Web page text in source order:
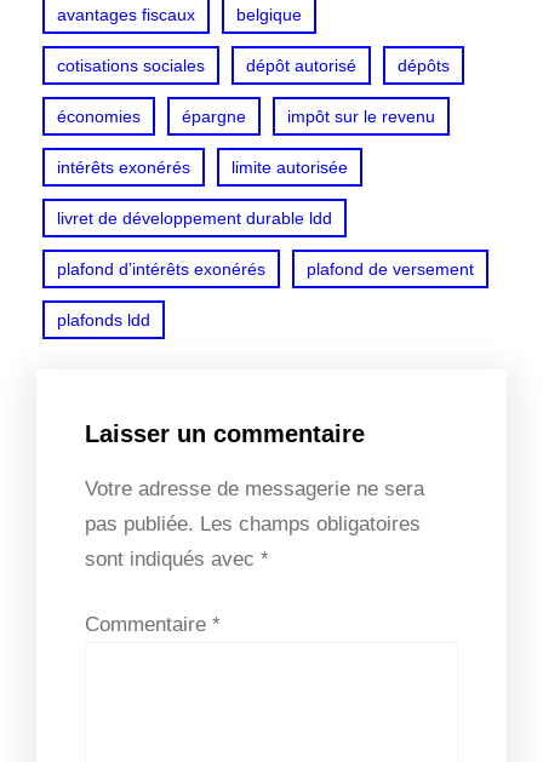
avantages fiscaux belgique
cotisations sociales dépôt autorisé dépôts
économies épargne impôt sur le revenu
intérêts exonérés limite autorisée
livret de développement durable ldd
plafond d’intérêts exonérés plafond de versement
plafonds ldd
Laisser un commentaire
Votre adresse de messagerie ne sera
pas publiée. Les champs obligatoires
sont indiqués avec *
Commentaire *